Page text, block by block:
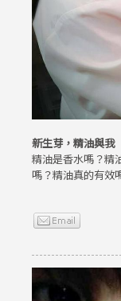
新生芽，精油與我
精油是香水嗎？精
嗎？精油真的有效